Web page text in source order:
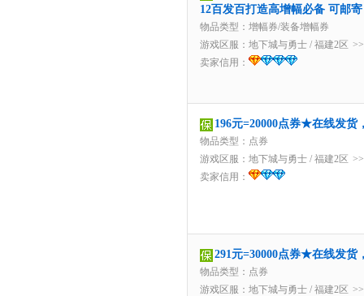
12百发百打造高增幅必备 可邮
物品类型：增幅券/装备增幅券
游戏区服： 地下城与勇士 / 福建2区
卖家信用：
196元=20000点券★在线发
物品类型：点券
游戏区服： 地下城与勇士 / 福建2区
卖家信用：
291元=30000点券★在线发
物品类型：点券
游戏区服： 地下城与勇士 / 福建2区